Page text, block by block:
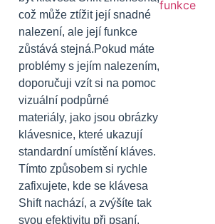
což může ztížit její snadné
nalezení, ale její funkce
zůstává stejná.Pokud máte
problémy s jejím nalezením,
doporučuji vzít si na pomoc
vizuální podpůrné
materiály, jako jsou obrázky
klávesnice, které ukazují
standardní umístění kláves.
Tímto způsobem si rychle
zafixujete, kde se klávesa
Shift nachází, a zvýšíte tak
svou efektivitu při psaní.